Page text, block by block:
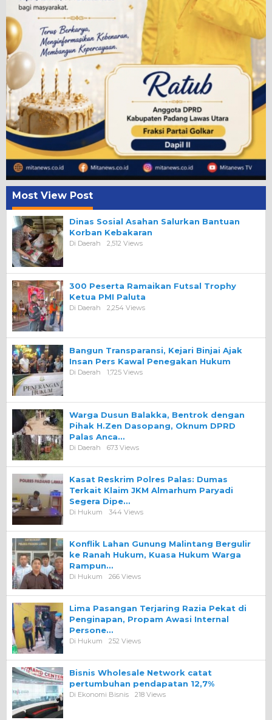
Most View Post
Dinas Sosial Asahan Salurkan Bantuan
Korban Kebakaran
Di Daerah 2,512 Views
300 Peserta Ramaikan Futsal Trophy
Ketua PMI Paluta
Di Daerah 2,254 Views
Bangun Transparansi, Kejari Binjai Ajak
Insan Pers Kawal Penegakan Hukum
Di Daerah 1,725 Views
Warga Dusun Balakka, Bentrok dengan
Pihak H.Zen Dasopang, Oknum DPRD
Palas Anca…
Di Daerah 673 Views
Kasat Reskrim Polres Palas: Dumas
Terkait Klaim JKM Almarhum Paryadi
Segera Dipe…
Di Hukum 344 Views
Konflik Lahan Gunung Malintang Bergulir
ke Ranah Hukum, Kuasa Hukum Warga
Rampun…
Di Hukum 266 Views
Lima Pasangan Terjaring Razia Pekat di
Penginapan, Propam Awasi Internal
Persone…
Di Hukum 252 Views
Bisnis Wholesale Network catat
pertumbuhan pendapatan 12,7%
Di Ekonomi Bisnis 218 Views